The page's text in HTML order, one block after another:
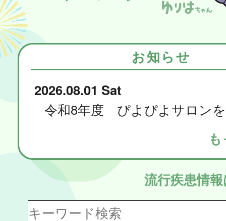
お知らせ
2026.08.01 Sat
流行疾患情